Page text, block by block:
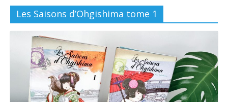
Les Saisons d’Ohgishima tome 1